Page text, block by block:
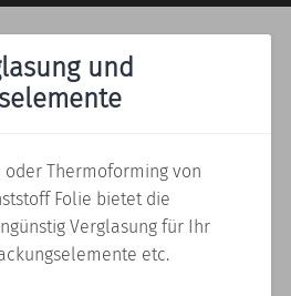
und
Thermoforming von
Folie bietet die
Verglasung für Ihr
etc.